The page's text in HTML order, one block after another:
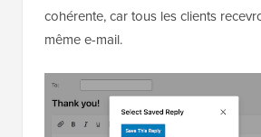
cohérente, car tous les clients
même e-mail.